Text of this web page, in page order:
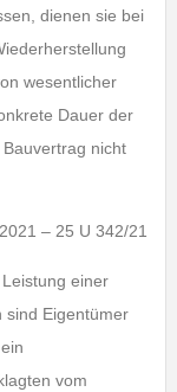
dienen sie bei
wesentlicher
Dauer der
nicht
– 25 U 342/21
einer
sind Eigentümer
vom